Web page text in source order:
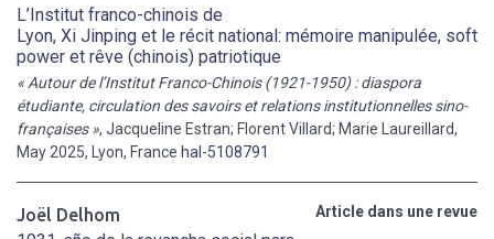
L’Institut franco-chinois de
Lyon, Xi Jinping et le récit national: mémoire manipulée, soft
power et rêve (chinois) patriotique
« Autour de l’Institut Franco-Chinois (1921-1950) : diaspora
étudiante, circulation des savoirs et relations institutionnelles sino-
françaises », Jacqueline Estran; Florent Villard; Marie Laureillard,
May 2025, Lyon, France hal-5108791
Article dans une revue
Joël Delhom